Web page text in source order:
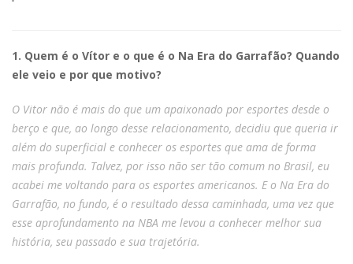
1. Quem é o Vítor e o que é o Na Era do Garrafão? Quando
ele veio e por que motivo?
O Vitor não é mais do que um apaixonado por esportes desde o
berço e que, ao longo desse relacionamento, decidiu que queria ir
além do superficial e conhecer os esportes que ama de forma
mais profunda. Talvez, por isso não ser tão comum no Brasil, eu
acabei me voltando para os esportes americanos. E o Na Era do
Garrafão, no fundo, é o resultado dessa caminhada, uma vez que
esse aprofundamento na NBA me levou a conhecer melhor sua
história, seu passado e sua trajetória.